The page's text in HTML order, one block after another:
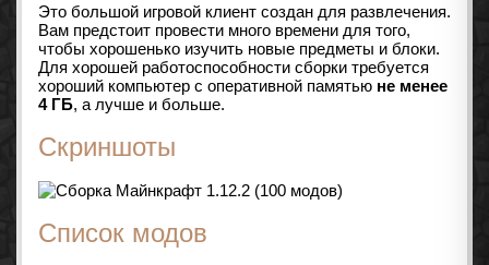
Это большой игровой клиент создан для развлечения.
Вам предстоит провести много времени для того,
чтобы хорошенько изучить новые предметы и блоки.
Для хорошей работоспособности сборки требуется
хороший компьютер с оперативной памятью не менее
4 ГБ, а лучше и больше.
Скриншоты
Список модов